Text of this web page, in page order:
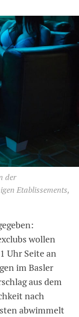
der
Etablissements,
wollen
Uhr Seite an
im Basler
aus dem
nach
abwimmelt